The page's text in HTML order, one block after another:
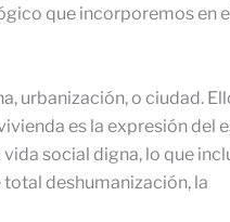
que incorporemos en
urbanización, o ciudad.
es la expresión del
social digna, lo que
deshumanización, la